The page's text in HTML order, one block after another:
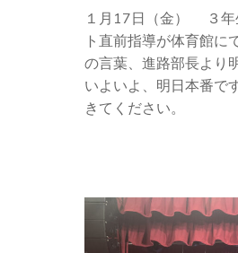
１月17日（金） ３年
ト直前指導が体育館に
の言葉、進路部長より
いよいよ、明日本番で
きてください。